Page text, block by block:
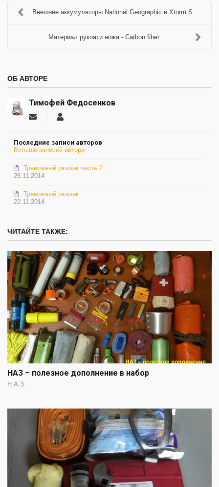
Внешние аккумуляторы National Geographic и Xtorm S...
Материал рукояти ножа - Carbon fiber
ОБ АВТОРЕ
Тимофей Федосенков
Подписаться
автора
Последние записи авторов
Больше записей автора
25.11.2014
Тревожный рюкзак часть 2
22.11.2014
Тревожный рюкзак
ЧИТАЙТЕ ТАКЖЕ:
НАЗ – полезное дополнение в набор
Н.А.З.